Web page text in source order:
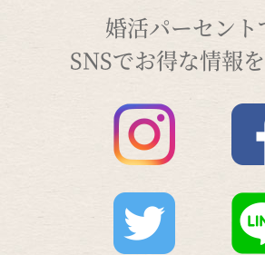
婚活パーセント
SNSでお得な情報